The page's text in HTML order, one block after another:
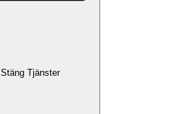
Stäng Tjänster